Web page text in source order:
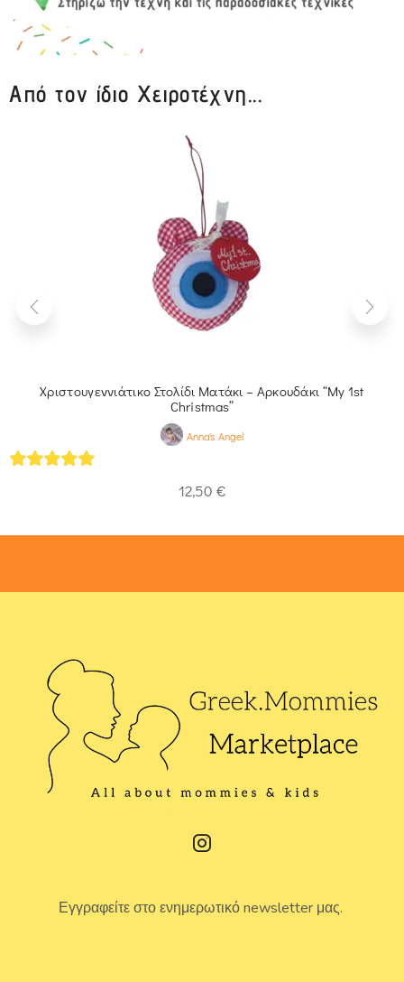
Από τον ίδιο Χειροτέχνη...
Χριστουγεννιάτικο Στολίδι Ματάκι – Αρκουδάκι “My 1st
Christmas”
Anna's Angel
12,50 €
Εγγραφείτε στο ενημερωτικό newsletter μας.